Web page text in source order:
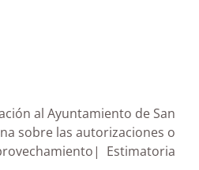
al Ayuntamiento de San
sobre las autorizaciones o
Estimatoria